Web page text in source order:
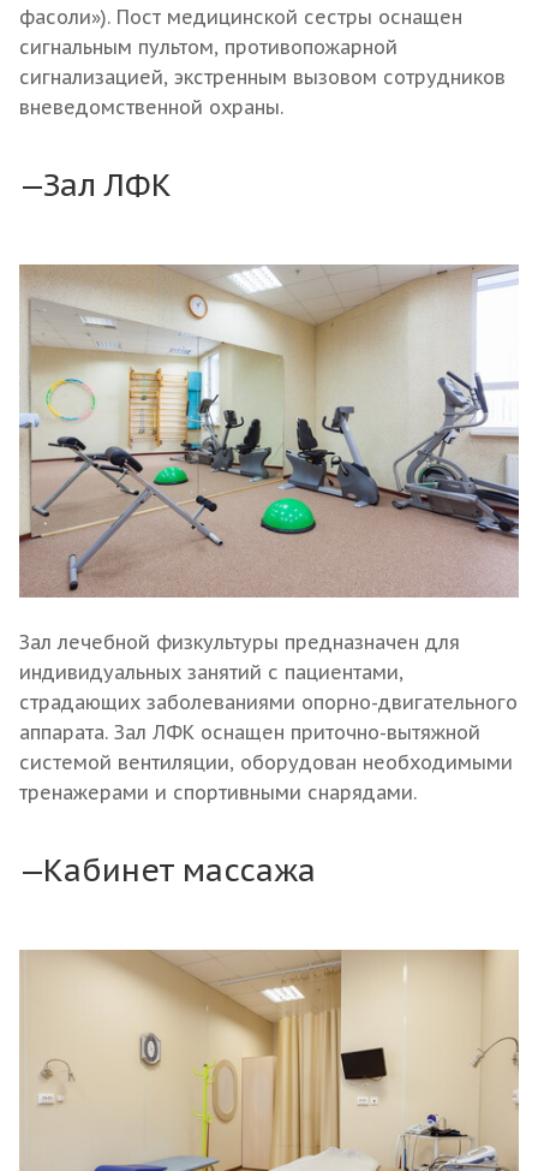
фасоли»). Пост медицинской сестры оснащен
сигнальным пультом, противопожарной
сигнализацией, экстренным вызовом сотрудников
вневедомственной охраны.
Зал ЛФК
Зал лечебной физкультуры предназначен для
индивидуальных занятий с пациентами,
страдающих заболеваниями опорно-двигательного
аппарата. Зал ЛФК оснащен приточно-вытяжной
системой вентиляции, оборудован необходимыми
тренажерами и спортивными снарядами.
Кабинет массажа